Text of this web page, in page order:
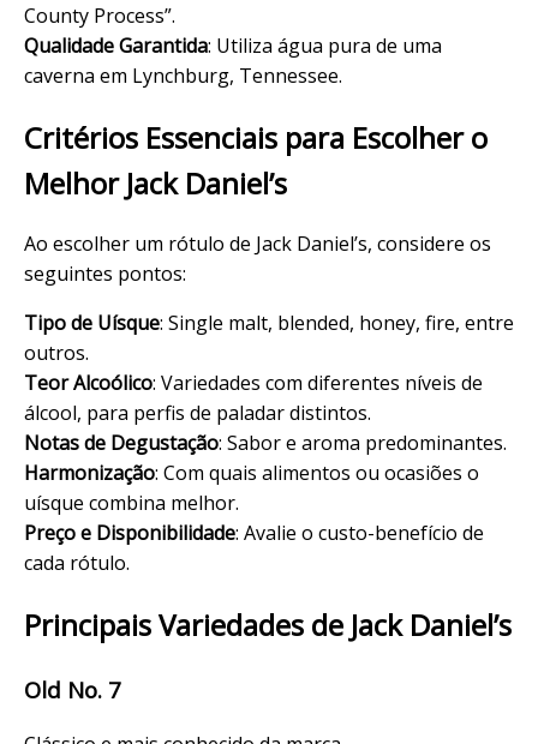
County Process”.
Qualidade Garantida: Utiliza água pura de uma
caverna em Lynchburg, Tennessee.
Critérios Essenciais para Escolher o
Melhor Jack Daniel’s
Ao escolher um rótulo de Jack Daniel’s, considere os
seguintes pontos:
Tipo de Uísque: Single malt, blended, honey, fire, entre
outros.
Teor Alcoólico: Variedades com diferentes níveis de
álcool, para perfis de paladar distintos.
Notas de Degustação: Sabor e aroma predominantes.
Harmonização: Com quais alimentos ou ocasiões o
uísque combina melhor.
Preço e Disponibilidade: Avalie o custo-benefício de
cada rótulo.
Principais Variedades de Jack Daniel’s
Old No. 7